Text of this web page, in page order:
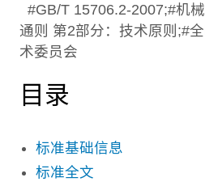
#GB/T 15706.2-2007;#机
通则 第2部分：技术原则;#
术委员会
目录
标准基础信息
标准全文